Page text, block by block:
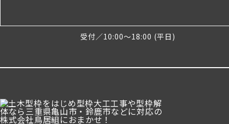
受付／10:00～18:00 (平日)